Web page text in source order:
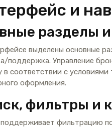
и
разделы
выделены основные
поддержка. Управление
в соответствии с
оформления.
фильтры и
фильтрацию